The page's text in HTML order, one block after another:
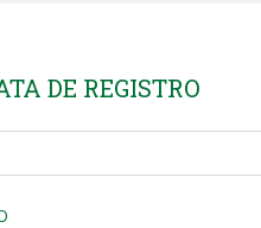
DE REGISTRO